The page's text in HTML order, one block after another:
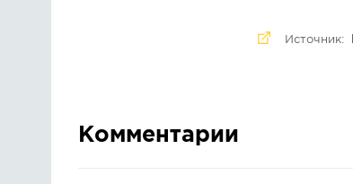
Источник:
Комментарии